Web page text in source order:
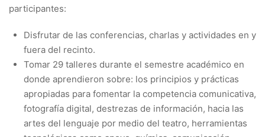
participantes:
Disfrutar de las conferencias, charlas y actividades en y
fuera del recinto.
Tomar 29 talleres durante el semestre académico en
donde aprendieron sobre: los principios y prácticas
apropiadas para fomentar la competencia comunicativa,
fotografía digital, destrezas de información, hacia las
artes del lenguaje por medio del teatro, herramientas